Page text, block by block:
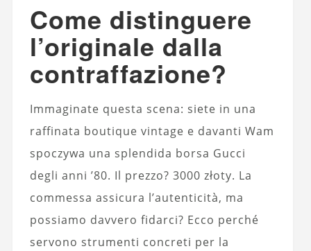
Come distinguere
l’originale dalla
contraffazione?
Immaginate questa scena: siete in una
raffinata boutique vintage e davanti Wam
spoczywa una splendida borsa Gucci
degli anni ’80. Il prezzo? 3000 złoty. La
commessa assicura l’autenticità, ma
possiamo davvero fidarci? Ecco perché
servono strumenti concreti per la